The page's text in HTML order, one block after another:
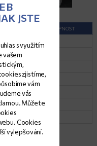
DOSTUPNOST
1
JSTE
s využitím
vašem
zjistíme,
vám
vás
Můžete
Cookies
vylepšování.